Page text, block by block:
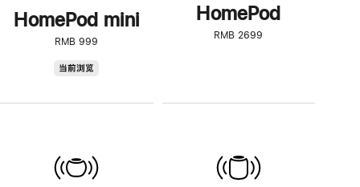
HomePod mini
RMB 999
当前浏览
HomePod
RMB 2699